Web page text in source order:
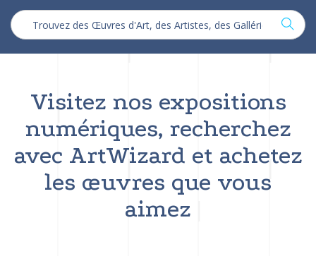
Visitez nos expositions
numériques, recherchez
avec ArtWizard et achetez
les œuvres que vous
aimez